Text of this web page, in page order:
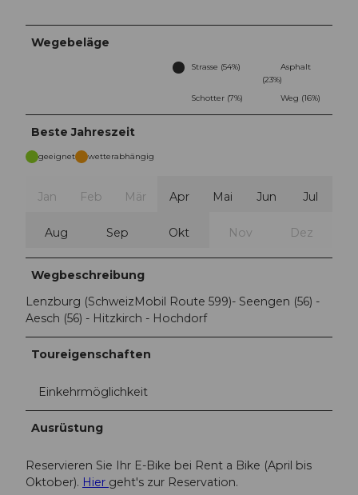
Wegebeläge
Strasse (54%)
Asphalt
(23%)
Schotter (7%)
Weg (16%)
Beste Jahreszeit
geeignet wetterabhängig
Jan Feb Mär Apr Mai Jun Jul
Aug Sep Okt Nov Dez
Wegbeschreibung
Lenzburg (SchweizMobil Route 599)- Seengen (56) -
Aesch (56) - Hitzkirch - Hochdorf
Toureigenschaften
Einkehrmöglichkeit
Ausrüstung
Reservieren Sie Ihr E-Bike bei Rent a Bike (April bis
Oktober). Hier geht's zur Reservation.